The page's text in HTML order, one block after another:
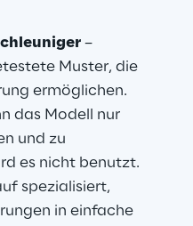
–
Muster, die
ermöglichen.
das Modell nur
und zu
es nicht benutzt.
spezialisiert,
in einfache